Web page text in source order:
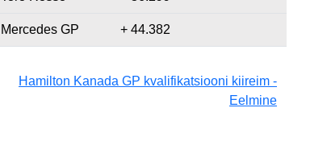
Mercedes GP + 44.382
Hamilton Kanada GP kvalifikatsiooni kiireim -
Eelmine